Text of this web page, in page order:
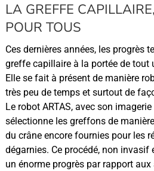
LA GREFFE
POUR TOUS
Ces dernières années, les progrès
greffe capillaire à la portée de tout
Elle se fait à présent de manière
très peu de temps et surtout de
Le robot ARTAS, avec son
sélectionne les greffons de
du crâne encore fournies pour les
dégarnies. Ce procédé, non
un énorme progrès par rapport